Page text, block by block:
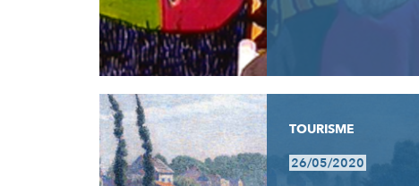
TOURISME
26/05/2020